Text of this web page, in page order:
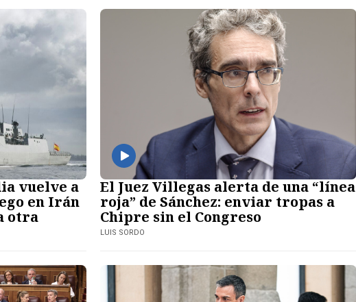
vuelve a
en Irán
otra
El Juez Villegas alerta de una “línea
roja” de Sánchez: enviar tropas a
Chipre sin el Congreso
LUIS SORDO